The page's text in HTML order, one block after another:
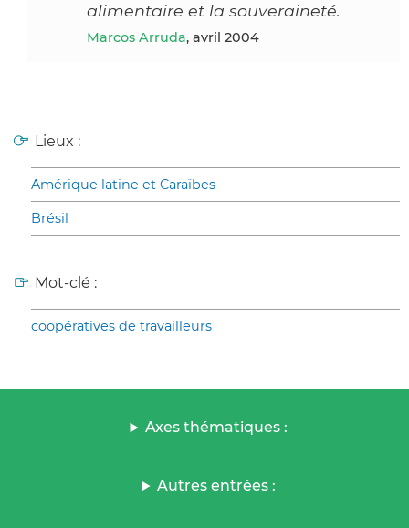
alimentaire et la souveraineté.
Marcos Arruda, avril 2004
Lieux :
Amérique latine et Caraïbes
Brésil
Mot-clé :
coopératives de travailleurs
Axes thématiques :
Autres entrées :